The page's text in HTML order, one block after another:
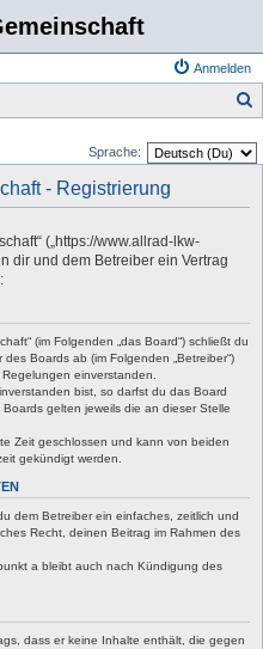
Anmelden
Sprache:
- Registrierung
(„https://www.allrad-lkw-
dir und dem Betreiber ein Vertrag
(im Folgenden „das Board“) schließt du
Boards ab (im Folgenden „Betreiber“)
einverstanden.
bist, so darfst du das Board
gelten jeweils die an dieser Stelle
Zeit geschlossen und kann von beiden
gekündigt werden.
dem Betreiber ein einfaches, zeitlich und
Recht, deinen Beitrag im Rahmen des
a bleibt auch nach Kündigung des
dass er keine Inhalte enthält, die gegen